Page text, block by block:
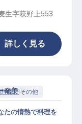
生字萩野上553
詳しく見る
理部門その他
奄美
たの情熱で料理を